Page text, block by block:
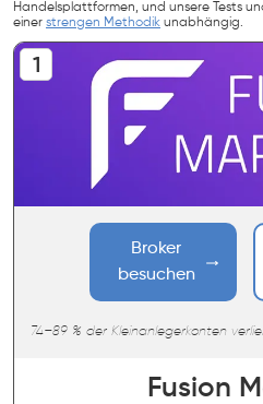
Handelsplattformen, und unsere Tests
einer strengen Methodik unabhängig.
Broker
besuchen
74–89 % der Kleinanlegerkonten
Fusion